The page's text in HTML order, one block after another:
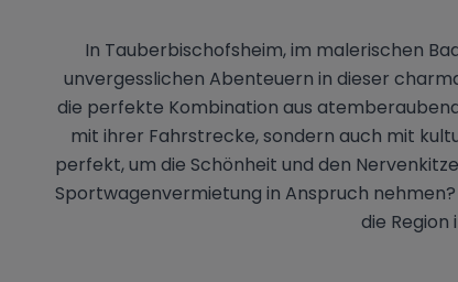
In Tauberbischofsheim, im malerischen
unvergesslichen Abenteuern in dieser
die perfekte Kombination aus
mit ihrer Fahrstrecke, sondern auch mit
perfekt, um die Schönheit und den
Sportwagenvermietung in Anspruch
die